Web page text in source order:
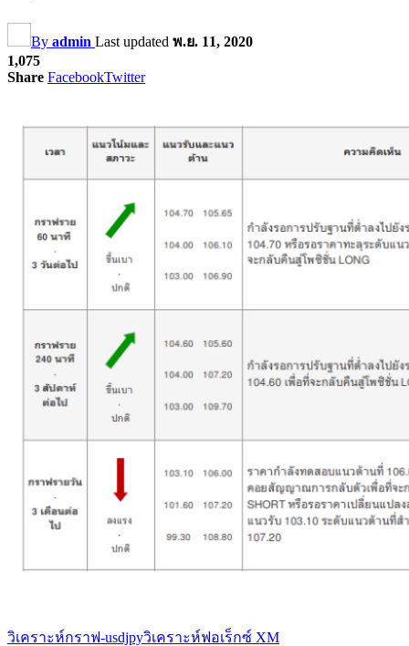
By admin Last updated พ.ย. 11, 2020
1,075
Share FacebookTwitter
วิเคราะห์กราฟ-usdjpyวิเคราะห์ฟอเร็กซ์ XM